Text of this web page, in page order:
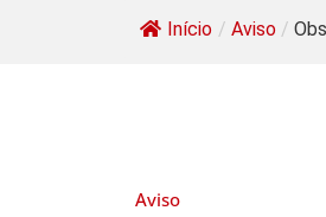
Início / Aviso /
Aviso